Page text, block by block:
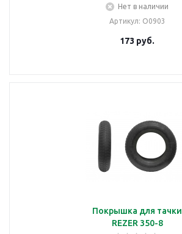
Нет в наличии
Артикул: О0903
173 руб.
Покрышка для тачки
REZER 350-8